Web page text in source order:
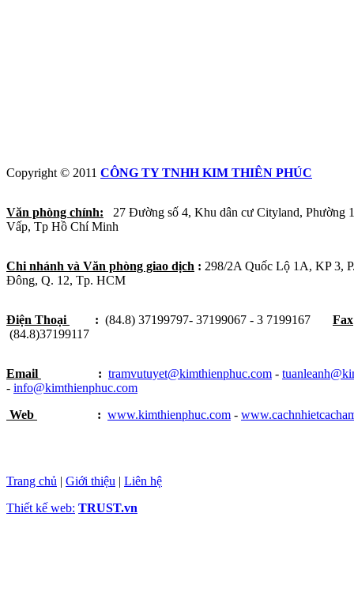
Copyright © 2011 CÔNG TY TNHH KIM THIÊN PHÚC
Văn phòng chính:
27 Đường số 4, Khu dân cư Cityland, Phường
Vấp, Tp Hồ Chí Minh
Chi nhánh và Văn phòng giao dịch : 298/2A Quốc Lộ 1A, KP 3,
Đông, Q. 12, Tp. HCM
Điện Thoại : (84.8) 37199797- 37199067 - 3 7199167 Fax
(84.8)37199117
Email : tramvutuyet@kimthienphuc.com -
- info@kimthienphuc.com
Web
: www.kimthienphuc.com -
Trang chủ | Giới thiệu | Liên hệ
Thiết kế web: TRUST.vn